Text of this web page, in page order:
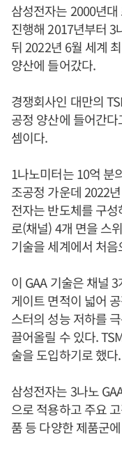
삼성전자는 2000년
진행해 2017년부터 3
뒤 2022년 6월 세계
양산에 들어갔다.
경쟁회사인 대만의
공정 양산에 들어간
셈이다.
1나노미터는 10억 분
조공정 가운데 2022
전자는 반도체를 구
로(채널) 4개 면을 스
기술을 세계에서 처
이 GAA 기술은 채널
게이트 면적이 넓어
스터의 성능 저하를
끌어올릴 수 있다.
술을 도입하기로 했다.
삼성전자는 3나노
으로 적용하고 주요
품 등 다양한 제품군